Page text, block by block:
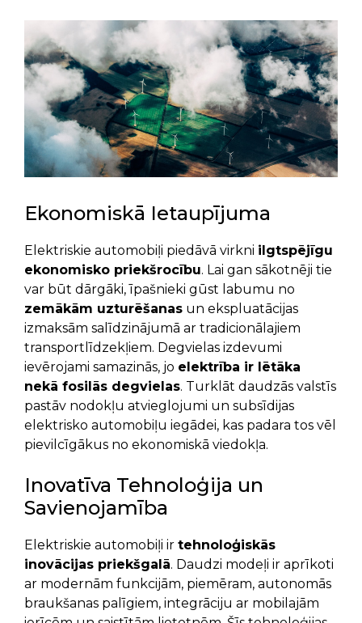
Ekonomiskā Ietaupījuma
Elektriskie automobiļi piedāvā virkni ilgtspējīgu
ekonomisko priekšrocību. Lai gan sākotnēji tie
var būt dārgāki, īpašnieki gūst labumu no
zemākām uzturēšanas un ekspluatācijas
izmaksām salīdzinājumā ar tradicionālajiem
transportlīdzekļiem. Degvielas izdevumi
ievērojami samazinās, jo elektrība ir lētāka
nekā fosilās degvielas. Turklāt daudzās valstīs
pastāv nodokļu atvieglojumi un subsīdijas
elektrisko automobiļu iegādei, kas padara tos vēl
pievilcīgākus no ekonomiskā viedokļa.
Inovatīva Tehnoloģija un
Savienojamība
Elektriskie automobiļi ir tehnoloģiskās
inovācijas priekšgalā. Daudzi modeļi ir aprīkoti
ar modernām funkcijām, piemēram, autonomās
braukšanas palīgiem, integrāciju ar mobilajām